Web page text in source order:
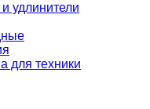
удлинители
для техники